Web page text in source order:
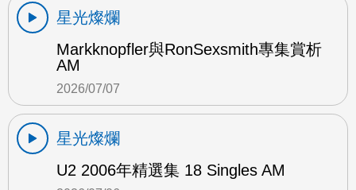
星光燦爛
Markknopfler與RonSexsmith專集賞析
AM
2026/07/07
星光燦爛
U2 2006年精選集 18 Singles AM